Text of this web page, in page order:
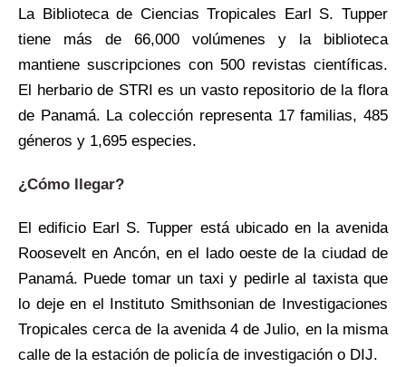
La Biblioteca de Ciencias Tropicales Earl S. Tupper
tiene más de 66,000 volúmenes y la biblioteca
mantiene suscripciones con 500 revistas científicas.
El herbario de STRI es un vasto repositorio de la flora
de Panamá. La colección representa 17 familias, 485
géneros y 1,695 especies.
¿Cómo llegar?
El edificio Earl S. Tupper está ubicado en la avenida
Roosevelt en Ancón, en el lado oeste de la ciudad de
Panamá. Puede tomar un taxi y pedirle al taxista que
lo deje en el Instituto Smithsonian de Investigaciones
Tropicales cerca de la avenida 4 de Julio, en la misma
calle de la estación de policía de investigación o DIJ.